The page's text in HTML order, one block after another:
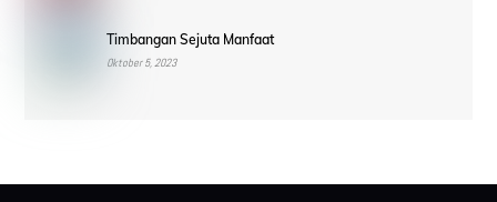
Timbangan Sejuta Manfaat
Oktober 5, 2023